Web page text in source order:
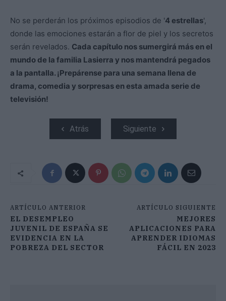
No se perderán los próximos episodios de '4 estrellas',
donde las emociones estarán a flor de piel y los secretos
serán revelados. Cada capítulo nos sumergirá más en el
mundo de la familia Lasierra y nos mantendrá pegados
a la pantalla. ¡Prepárense para una semana llena de
drama, comedia y sorpresas en esta amada serie de
televisión!
Atrás Siguiente
ARTÍCULO ANTERIOR
EL DESEMPLEO
JUVENIL DE ESPAÑA SE
EVIDENCIA EN LA
POBREZA DEL SECTOR
ARTÍCULO SIGUIENTE
MEJORES
APLICACIONES PARA
APRENDER IDIOMAS
FÁCIL EN 2023